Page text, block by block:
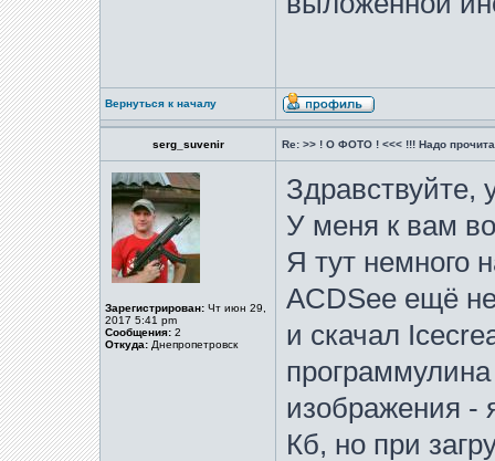
Вернуться к началу
serg_suvenir Re: >> ! О ФОТО ! <<< !!! Надо
Зарегистрирован: Чт июн 29,
2017 5:41 pm
Сообщения: 2
Откуда: Днепропетровск
Здравствуйте,
У меня к вам
Я тут немного
ACDSee ещё
и скачал
программулина
изображения -
Кб, но при